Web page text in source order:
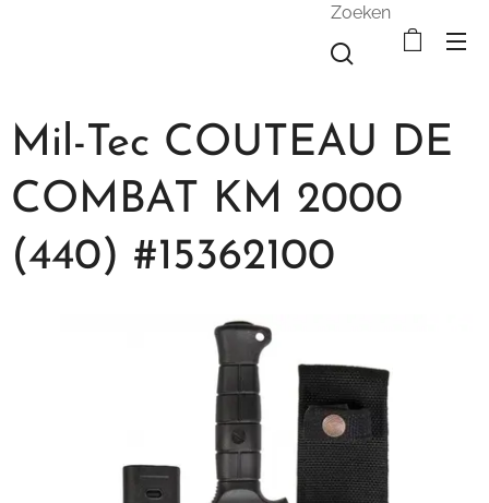
Zoeken
Mil-Tec COUTEAU DE
COMBAT KM 2000
(440) #15362100